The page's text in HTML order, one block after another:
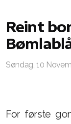
Reint
Søndag, 10
For første